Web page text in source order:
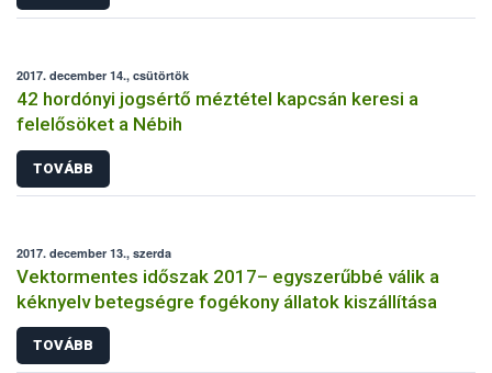
2017. december 14., csütörtök
42 hordónyi jogsértő méztétel kapcsán keresi a
felelősöket a Nébih
TOVÁBB
2017. december 13., szerda
Vektormentes időszak 2017– egyszerűbbé válik a
kéknyelv betegségre fogékony állatok kiszállítása
TOVÁBB